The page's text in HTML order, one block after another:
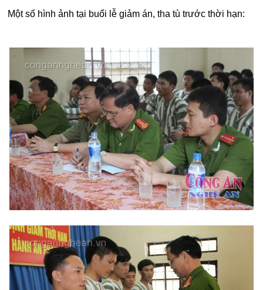
Một số hình ảnh tại buổi lễ giảm án, tha tù trước thời hạn: